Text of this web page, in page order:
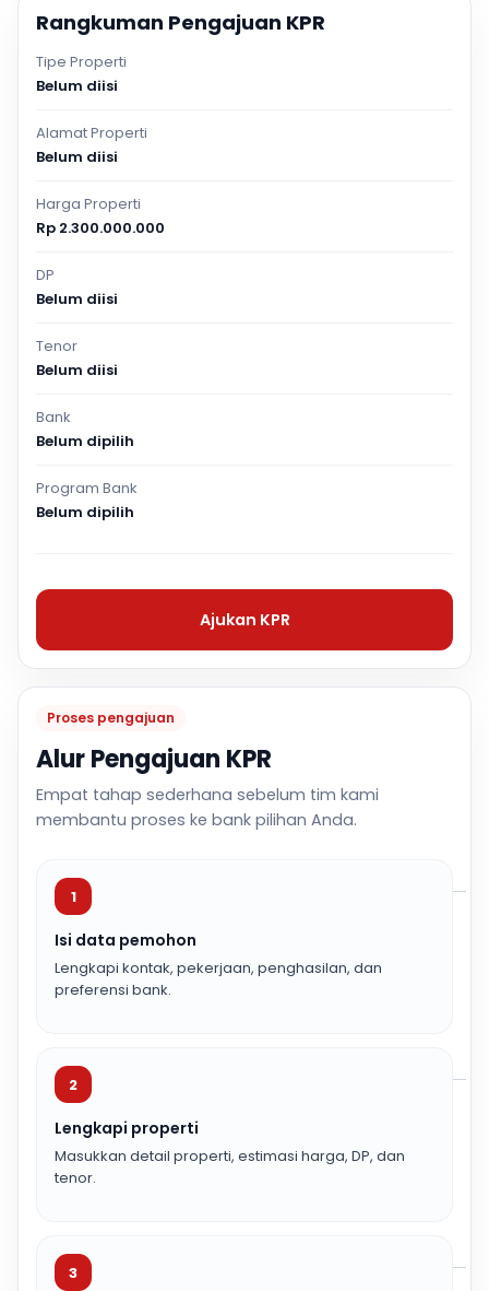
Proses pengajuan
Alur Pengajuan KPR
Empat tahap sederhana sebelum tim kami
membantu proses ke bank pilihan Anda.
1
Isi data pemohon
Lengkapi kontak, pekerjaan, penghasilan, dan
preferensi bank.
2
Lengkapi properti
Masukkan detail properti, estimasi harga, DP, dan
tenor.
3
Rangkuman Pengajuan KPR
Tipe Properti
Belum diisi
Alamat Properti
Belum diisi
Harga Properti
Rp 2.300.000.000
DP
Belum diisi
Tenor
Belum diisi
Bank
Belum dipilih
Program Bank
Belum dipilih
Ajukan KPR